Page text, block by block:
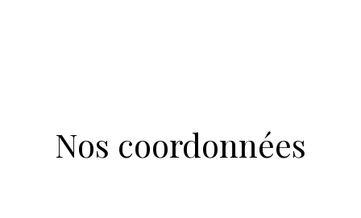
nos coordonnées